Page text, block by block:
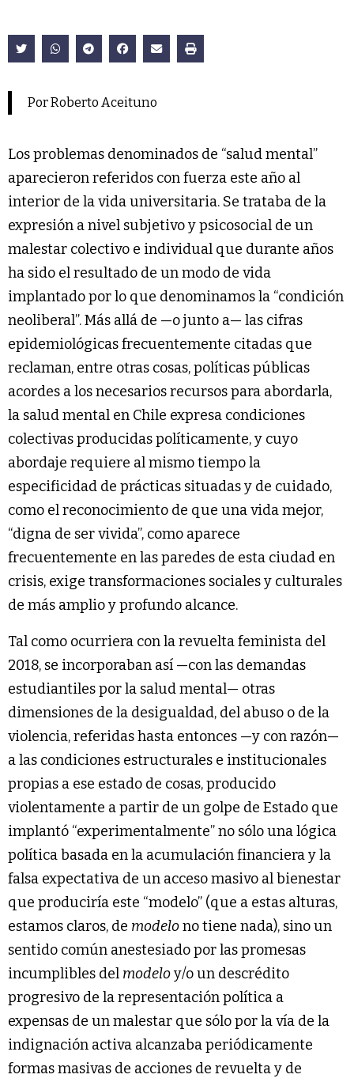
Por Roberto Aceituno
Los problemas denominados de “salud mental”
aparecieron referidos con fuerza este año al
interior de la vida universitaria. Se trataba de la
expresión a nivel subjetivo y psicosocial de un
malestar colectivo e individual que durante años
ha sido el resultado de un modo de vida
implantado por lo que denominamos la “condición
neoliberal”. Más allá de —o junto a— las cifras
epidemiológicas frecuentemente citadas que
reclaman, entre otras cosas, políticas públicas
acordes a los necesarios recursos para abordarla,
la salud mental en Chile expresa condiciones
colectivas producidas políticamente, y cuyo
abordaje requiere al mismo tiempo la
especificidad de prácticas situadas y de cuidado,
como el reconocimiento de que una vida mejor,
“digna de ser vivida”, como aparece
frecuentemente en las paredes de esta ciudad en
crisis, exige transformaciones sociales y culturales
de más amplio y profundo alcance.
Tal como ocurriera con la revuelta feminista del
2018, se incorporaban así —con las demandas
estudiantiles por la salud mental— otras
dimensiones de la desigualdad, del abuso o de la
violencia, referidas hasta entonces —y con razón—
a las condiciones estructurales e institucionales
propias a ese estado de cosas, producido
violentamente a partir de un golpe de Estado que
implantó “experimentalmente” no sólo una lógica
política basada en la acumulación financiera y la
falsa expectativa de un acceso masivo al bienestar
que produciría este “modelo” (que a estas alturas,
estamos claros, de modelono tiene nada), sino un
sentido común anestesiado por las promesas
incumplibles del modeloy/o un descrédito
progresivo de la representación política a
expensas de un malestar que sólo por la vía de la
indignación activa alcanzaba periódicamente
formas masivas de acciones de revuelta y de